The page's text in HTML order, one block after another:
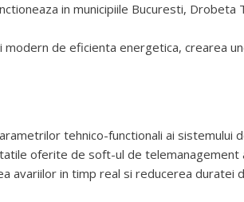
in municipiile Bucuresti, Drobeta
de eficienta energetica, crearea
tehnico-functionali ai sistemului
oferite de soft-ul de telemanagement
avariilor in timp real si reducerea duratei